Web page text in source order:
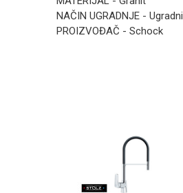
NAČIN UGRADNJE - Ugradni
PROIZVOĐAČ - Schock